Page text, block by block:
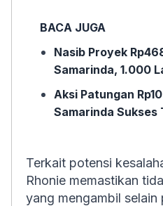
BACA JUGA
Nasib Proyek
Samarinda, 1.000
Aksi Patungan
Samarinda
Terkait potensi
Rhonie memastikan
yang mengambil selain